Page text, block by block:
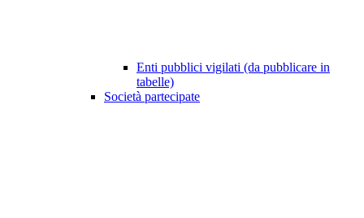
Enti pubblici vigilati (da pubblicare in
tabelle)
Società partecipate